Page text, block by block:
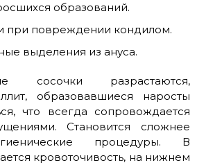
образований.
при повреждении кондилом.
выделения из ануса.
сосочки разрастаются,
образовавшиеся наросты
что всегда сопровождается
Становится сложнее
процедуры. В
кровоточивость, на нижнем